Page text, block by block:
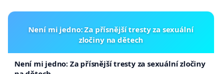
Není mi jedno: Za přísnější tresty za sexuální
zločiny na dětech
Není mi jedno: Za přísnější tresty za sexuální zločiny